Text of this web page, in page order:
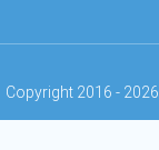
Copyright 2016 - 2026